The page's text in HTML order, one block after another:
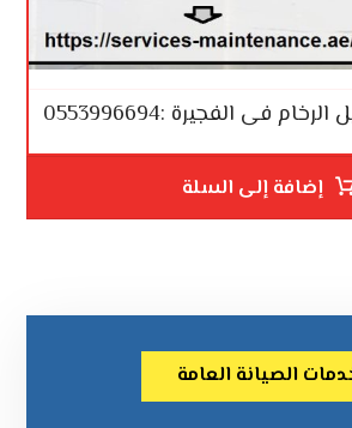
فى الفجيرة :0553996694
إضافة إلى السلة
الصيانة العامة